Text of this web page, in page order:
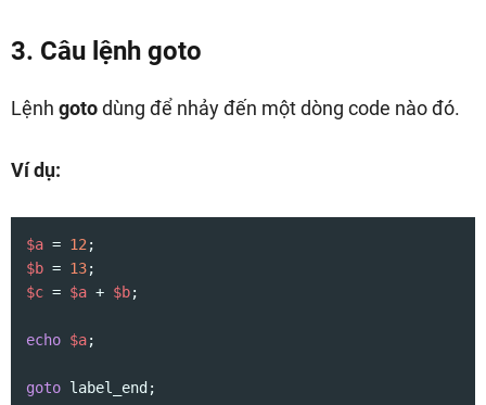
3. Câu lệnh goto
Lệnh gotodùng để nhảy đến một dòng code nào đó.
Ví dụ:
$a = 12
$b = 13
$c = $a + $b;
echo $a;
goto label_end;